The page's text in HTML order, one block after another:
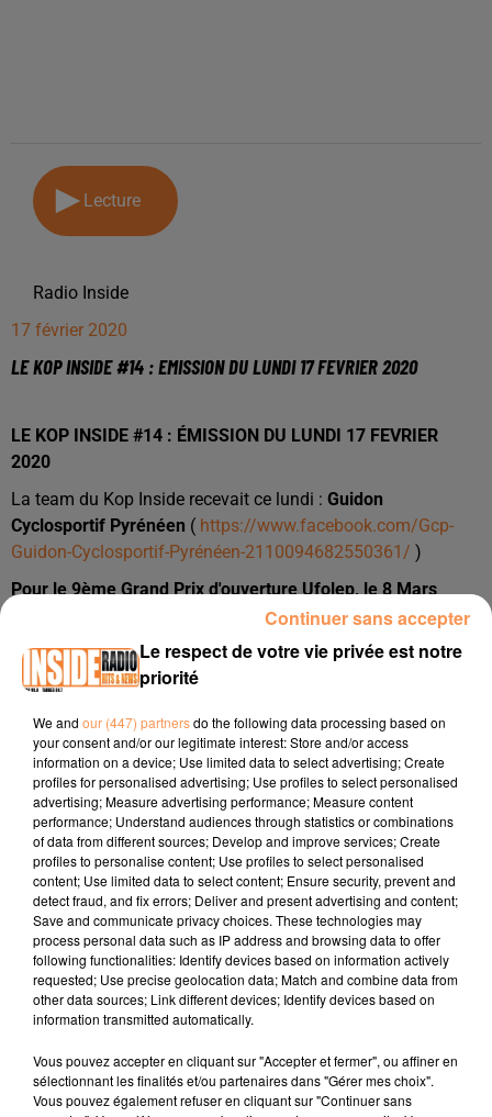
Lecture
Radio Inside
17 février 2020
LE KOP INSIDE #14 : EMISSION DU LUNDI 17 FEVRIER 2020
LE KOP INSIDE #14 : ÉMISSION DU LUNDI 17 FEVRIER
2020
La team du Kop Inside recevait ce lundi : Guidon
Cyclosportif Pyrénéen ( https://www.facebook.com/Gcp-
Guidon-Cyclosportif-Pyrénéen-2110094682550361/ )
Pour le 9ème Grand Prix d'ouverture Ufolep, le 8 Mars
Benjamin Lacaze (President Guidon Cyclosportif Pyrénéen)
et Cyprien Lanteaume (Cellule course Guidon Cyclosportif
Et par téléphone : Albain Méron (Capitaine du Stado TPR)
Facebook LE KOP INSIDE :
https://www.facebook.com/lekopinside/
Supporter de tous les sports dans les Pyrénées !En direct
chaque lundi de 19h00 à 20h30sur Radio INSIDE, à Pausur
99.8 Fm et àTarbes 88.7 Fm.
Également sur notreapplication smartphone, sur tous les
stores.
Le respect de votre vie privée est notre
priorité
We and our (447) partnersdo the following data processing based on
your consent and/or our legitimate interest: Store and/or access
information on a device; Use limited data to select advertising; Create
profiles for personalised advertising; Use profiles to select personalised
advertising; Measure advertising performance; Measure content
performance; Understand audiences through statistics or combinations
of data from different sources; Develop and improve services; Create
profiles to personalise content; Use profiles to select personalised
content; Use limited data to select content; Ensure security, prevent and
detect fraud, and fix errors; Deliver and present advertising and content;
Save and communicate privacy choices. These technologies may
process personal data such as IP address and browsing data to offer
following functionalities: Identify devices based on information actively
requested; Use precise geolocation data; Match and combine data from
other data sources; Link different devices; Identify devices based on
information transmitted automatically.
Vous pouvez accepter en cliquant sur "Accepter et fermer", ou affiner en
sélectionnant les finalités et/ou partenaires dans "Gérer mes choix".
Vous pouvez également refuser en cliquant sur "Continuer sans
Continuer sans accepter